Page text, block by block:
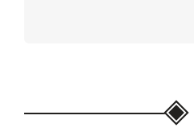
不可替代医生
一定要在医生